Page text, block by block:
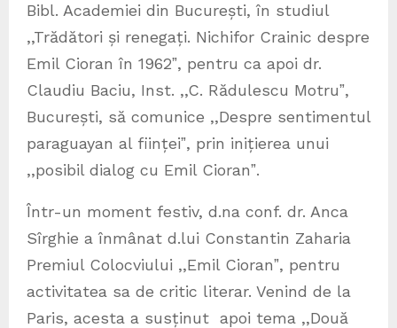
Bibl. Academiei din București, în studiul
,,Trădători și renegați. Nichifor Crainic despre
Emil Cioran în 1962ˮ, pentru ca apoi dr.
Claudiu Baciu, Inst. ,,C. Rădulescu Motruˮ,
București, să comunice ,,Despre sentimentul
paraguayan al ființeiˮ, prin inițierea unui
,,posibil dialog cu Emil Cioranˮ.
Într-un moment festiv, d.na conf. dr. Anca
Sîrghie a înmânat d.lui Constantin Zaharia
Premiul Colocviului ,,Emil Cioranˮ, pentru
activitatea sa de critic literar. Venind de la
Paris, acesta a susținut apoi tema ,,Două